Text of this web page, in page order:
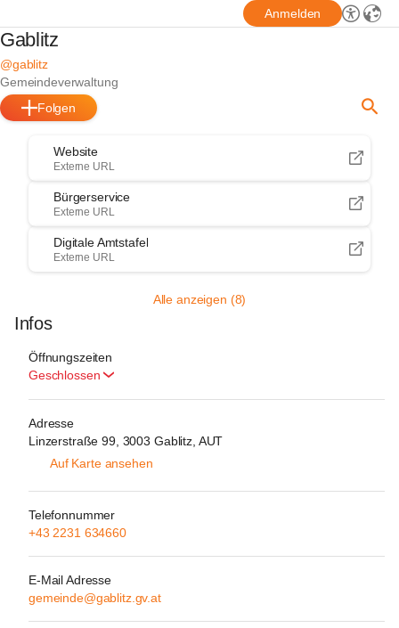
Anmelden
Gablitz
@gablitz
Gemeindeverwaltung
Folgen
Website
Externe URL
Bürgerservice
Externe URL
Digitale Amtstafel
Externe URL
Alle anzeigen (8)
Infos
Öffnungszeiten
Geschlossen
Adresse
Linzerstraße 99, 3003 Gablitz, AUT
Auf Karte ansehen
Telefonnummer
+43 2231 634660
E-Mail Adresse
gemeinde@gablitz.gv.at